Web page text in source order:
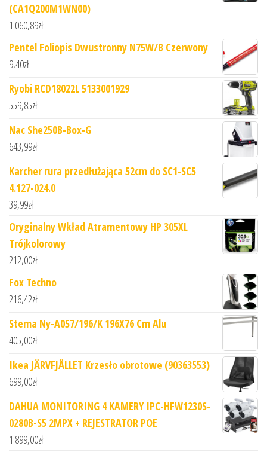
(CA1Q200M1WN00)
1 060,89zł
Pentel Foliopis Dwustronny N75W/B Czerwony
9,40zł
Ryobi RCD18022L 5133001929
559,85zł
Nac She250B-Box-G
643,99zł
Karcher rura przedłużająca 52cm do SC1-SC5
4.127-024.0
39,99zł
Oryginalny Wkład Atramentowy HP 305XL
Trójkolorowy
212,00zł
Fox Techno
216,42zł
Stema Ny-A057/196/K 196X76 Cm Alu
405,00zł
Ikea JÄRVFJÄLLET Krzesło obrotowe (90363553)
699,00zł
DAHUA MONITORING 4 KAMERY IPC-HFW1230S-
0280B-S5 2MPX + REJESTRATOR POE
1 899,00zł